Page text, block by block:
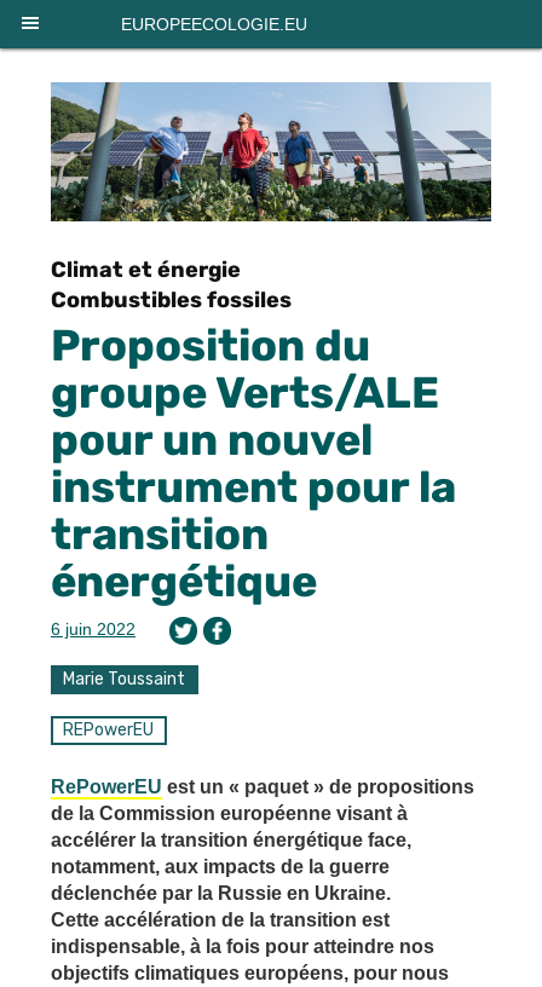
EUROPEECOLOGIE.EU
Climat et énergie
Combustibles fossiles
Proposition du
groupe Verts/ALE
pour un nouvel
instrument pour la
transition
énergétique
6 juin 2022
Marie Toussaint
REPowerEU
RePowerEU est un « paquet » de propositions
de la Commission européenne visant à
accélérer la transition énergétique face,
notamment, aux impacts de la guerre
déclenchée par la Russie en Ukraine.
Cette accélération de la transition est
indispensable, à la fois pour atteindre nos
objectifs climatiques européens, pour nous